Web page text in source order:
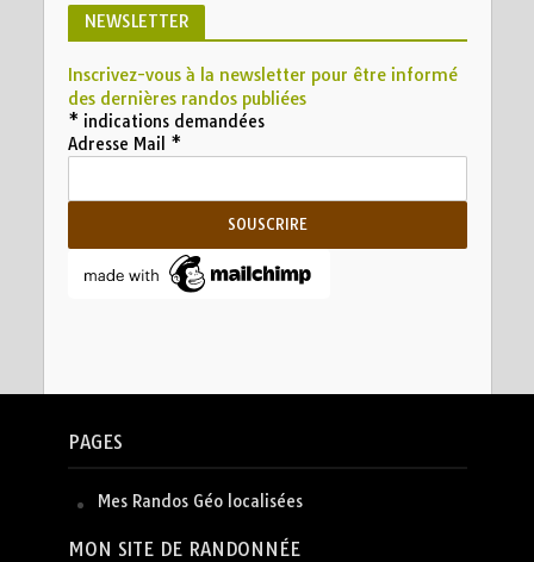
NEWSLETTER
Inscrivez-vous à la newsletter pour être informé
des dernières randos publiées
* indications demandées
Adresse Mail *
PAGES
Mes Randos Géo localisées
MON SITE DE RANDONNÉE